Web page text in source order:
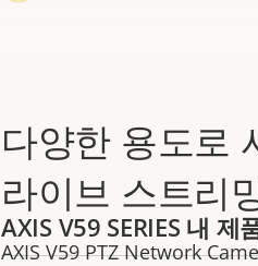
다양한 용도로
라이브 스트리
AXIS V59 PTZ Network
AXIS V59 SERIES 내 제